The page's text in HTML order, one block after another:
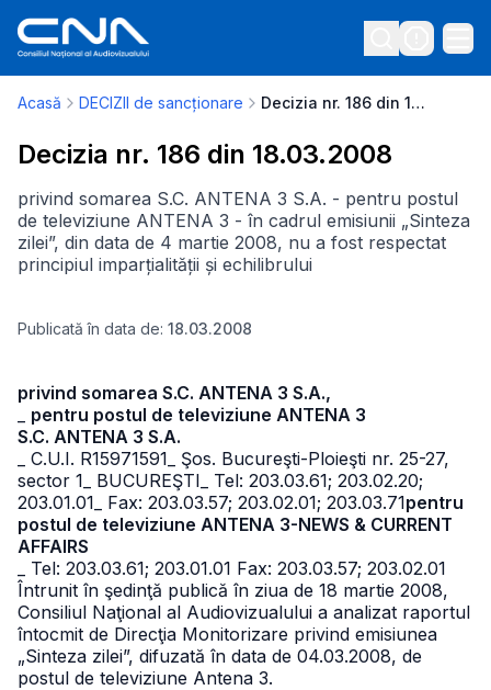
Acasă DECIZII de sancționare Decizia nr. 186 din 18.03.2008
Decizia nr. 186 din 18.03.2008
privind somarea S.C. ANTENA 3 S.A. - pentru postul
de televiziune ANTENA 3 - în cadrul emisiunii „Sinteza
zilei”, din data de 4 martie 2008, nu a fost respectat
principiul imparțialității și echilibrului
Publicată în data de: 18.03.2008
privind somarea S.C. ANTENA 3 S.A.,
pentru postul de televiziune ANTENA 3
S.C. ANTENA 3 S.A.
_ C.U.I. R15971591 _ Şos. Bucureşti-Ploieşti nr. 25-27,
sector 1 _ BUCUREŞTI _ Tel: 203.03.61; 203.02.20;
203.01.01 _ Fax: 203.03.57; 203.02.01; 203.03.71pentru
postul de televiziune ANTENA 3-NEWS & CURRENT
AFFAIRS
_ Tel: 203.03.61; 203.01.01 Fax: 203.03.57; 203.02.01
Întrunit în şedinţă publică în ziua de 18 martie 2008,
Consiliul Naţional al Audiovizualului a analizat raportul
întocmit de Direcţia Monitorizare privind emisiunea
„Sinteza zilei”, difuzată în data de 04.03.2008, de
postul de televiziune Antena 3.